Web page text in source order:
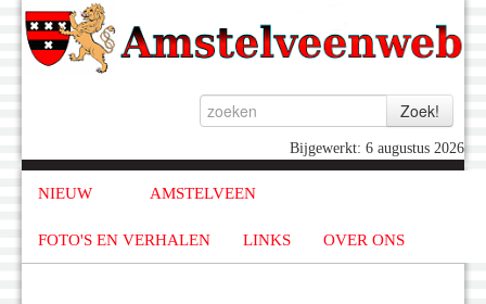
Bijgewerkt: 6 augustus 2026
NIEUW AMSTELVEEN
FOTO'S EN VERHALEN LINKS OVER ONS